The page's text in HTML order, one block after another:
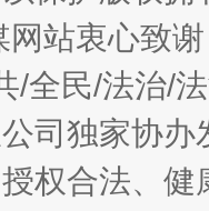
站衷心致
/全民/法治/
司独家协
权合法、